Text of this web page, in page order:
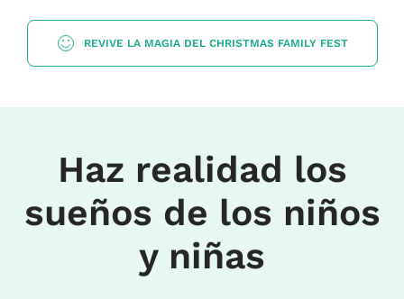
REVIVE LA MAGIA DEL CHRISTMAS FAMILY FEST
Haz realidad los
sueños de los niños
y niñas